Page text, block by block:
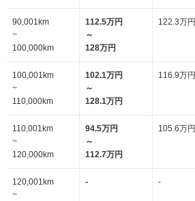
90,001km
~
100,000km
112.5万円
～
128万円
122.3万円
100,001km
~
110,000km
102.1万円
～
128.1万円
116.9万円
110,001km
~
120,000km
94.5万円
～
112.7万円
105.6万円
120,001km
~
- -